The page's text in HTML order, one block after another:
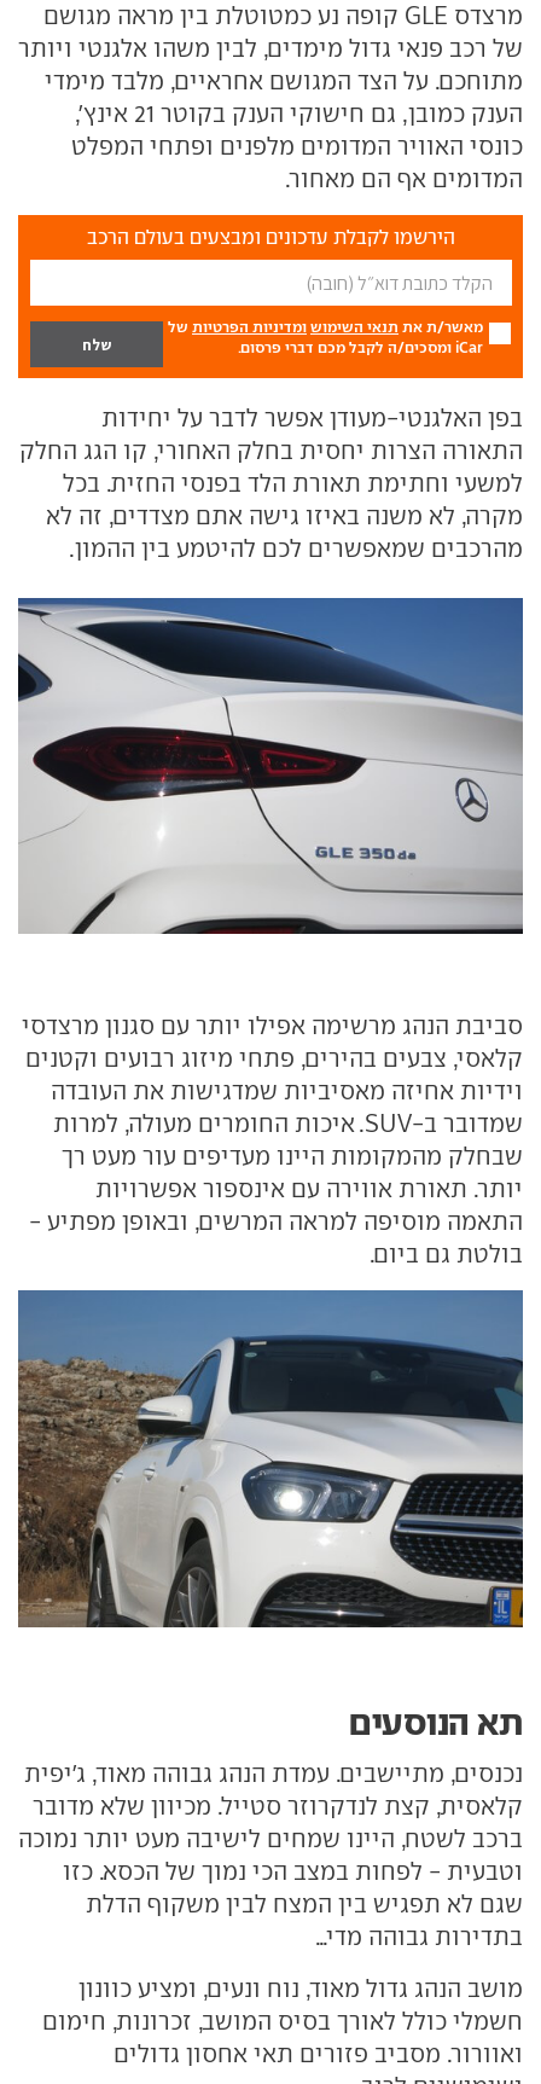
מרצדס GLE קופה נע כמטוטלת בין מראה מגושם
של רכב פנאי גדול מימדים, לבין משהו אלגנטי ויותר
מתוחכם. על הצד המגושם אחראיים, מלבד מימדי
הענק כמובן, גם חישוקי הענק בקוטר 21 אינץ',
כונסי האוויר המדומים מלפנים ופתחי המפלט
המדומים אף הם מאחור.
הירשמו לקבלת עדכונים ומבצעים בעולם הרכב
מאשר/ת את תנאי השימוש ומדיניות הפרטיות של
iCar ומסכים/ה לקבל מכם דברי פרסום.
בפן האלגנטי-מעודן אפשר לדבר על יחידות
התאורה הצרות יחסית בחלק האחורי, קו הגג החלק
למשעי וחתימת תאורת הלד בפנסי החזית. בכל
מקרה, לא משנה באיזו גישה אתם מצדדים, זה לא
מהרכבים שמאפשרים לכם להיטמע בין ההמון.
סביבת הנהג מרשימה אפילו יותר עם סגנון מרצדסי
קלאסי, צבעים בהירים, פתחי מיזוג רבועים וקטנים
וידיות אחיזה מאסיביות שמדגישות את העובדה
שמדובר ב-SUV. איכות החומרים מעולה, למרות
שבחלק מהמקומות היינו מעדיפים עור מעט רך
יותר. תאורת אווירה עם אינספור אפשרויות
התאמה מוסיפה למראה המרשים, ובאופן מפתיע -
בולטת גם ביום.
תא הנוסעים
נכנסים, מתיישבים. עמדת הנהג גבוהה מאוד, ג'יפית
קלאסית, קצת לנדקרוזר סטייל. מכיוון שלא מדובר
ברכב לשטח, היינו שמחים לישיבה מעט יותר נמוכה
וטבעית - לפחות במצב הכי נמוך של הכסא. כזו
שגם לא תפגיש בין המצח לבין משקוף הדלת
בתדירות גבוהה מדי...
מושב הנהג גדול מאוד, נוח ונעים, ומציע כוונון
חשמלי כולל לאורך בסיס המושב, זכרונות, חימום
ואוורור. מסביב פזורים תאי אחסון גדולים